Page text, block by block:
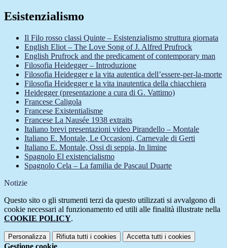
Esistenzialismo
Il Filo rosso classi Quinte – Esistenzialismo struttura giornata
English Eliot – The Love Song of J. Alfred Prufrock
English Prufrock and the predicament of contemporary man
Filosofia Heidegger – Introduzione
Filosofia Heidegger e la vita autentica dell’essere-per-la-morte
Filosofia Heidegger e la vita inautentica della chiacchiera
Heidegger (presentazione a cura di G. Vattimo)
Francese Caligola
Francese Existentialisme
Francese La Nausée 1938 extraits
Italiano brevi presentazioni video Pirandello – Montale
Italiano E. Montale, Le Occasioni, Carnevale di Gerti
Italiano E. Montale, Ossi di seppia, In limine
Spagnolo El existencialismo
Spagnolo Cela – La familia de Pascaul Duarte
Notizie
Questo sito o gli strumenti terzi da questo utilizzati si avvalgono di
cookie necessari al funzionamento ed utili alle finalità illustrate nella
COOKIE POLICY.
Personalizza Rifiuta tutti i cookies Accetta tutti i cookies